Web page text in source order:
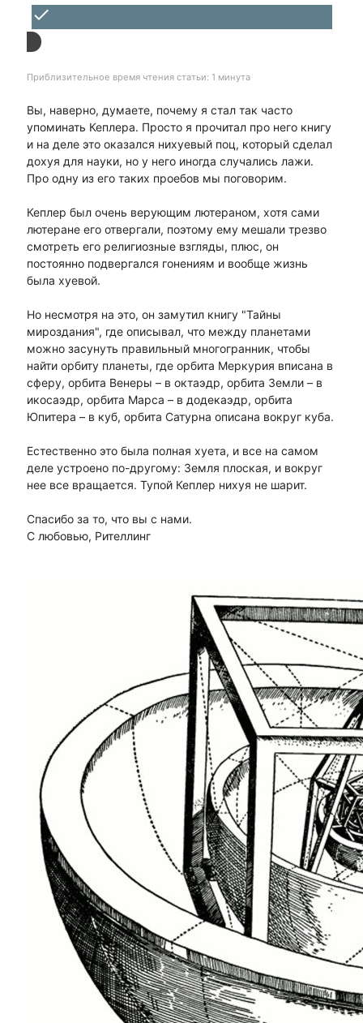
done
Приблизительное время чтения статьи: 1 минута
Вы, наверно, думаете, почему я стал так часто
упоминать Кеплера. Просто я прочитал про него книгу
и на деле это оказался нихуевый поц, который сделал
дохуя для науки, но у него иногда случались лажи.
Про одну из его таких проебов мы поговорим.
Кеплер был очень верующим лютераном, хотя сами
лютеране его отвергали, поэтому ему мешали трезво
смотреть его религиозные взгляды, плюс, он
постоянно подвергался гонениям и вообще жизнь
была хуевой.
Но несмотря на это, он замутил книгу "Тайны
мироздания", где описывал, что между планетами
можно засунуть правильный многогранник, чтобы
найти орбиту планеты, где орбита Меркурия вписана в
сферу, орбита Венеры – в октаэдр, орбита Земли – в
икосаэдр, орбита Марса – в додекаэдр, орбита
Юпитера – в куб, орбита Сатурна описана вокруг куба.
Естественно это была полная хуета, и все на самом
деле устроено по-другому: Земля плоская, и вокруг
нее все вращается. Тупой Кеплер нихуя не шарит.
Спасибо за то, что вы с нами.
С любовью, Рителлинг